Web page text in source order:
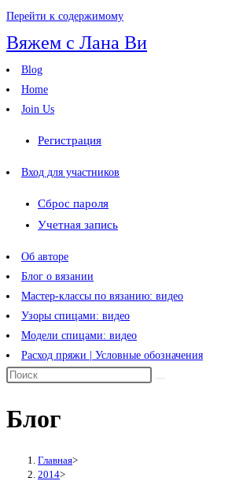
Перейти к содержимому
Вяжем с Лана Ви
Blog
Home
Join Us
Регистрация
Вход для участников
Сброс пароля
Учетная запись
Об авторе
Блог о вязании
Мастер-классы по вязанию: видео
Узоры спицами: видео
Модели спицами: видео
Расход пряжи | Условные обозначения
Блог
Главная>
2014>